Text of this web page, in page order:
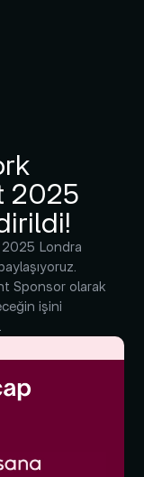
2025
Londra
Sponsor olarak
işini